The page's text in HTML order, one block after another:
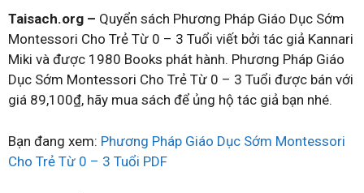
Taisach.org – Quyển sách Phương Pháp Giáo Dục Sớm
Montessori Cho Trẻ Từ 0 – 3 Tuổi viết bởi tác giả Kannari
Miki và được 1980 Books phát hành. Phương Pháp Giáo
Dục Sớm Montessori Cho Trẻ Từ 0 – 3 Tuổi được bán với
giá 89,100₫, hãy mua sách để ủng hộ tác giả bạn nhé.
Bạn đang xem: Phương Pháp Giáo Dục Sớm Montessori
Cho Trẻ Từ 0 – 3 Tuổi PDF